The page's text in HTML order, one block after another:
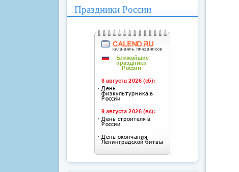
Праздники России